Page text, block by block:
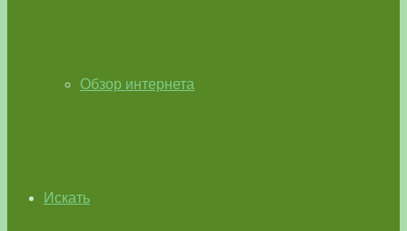
Обзор интернета
Искать